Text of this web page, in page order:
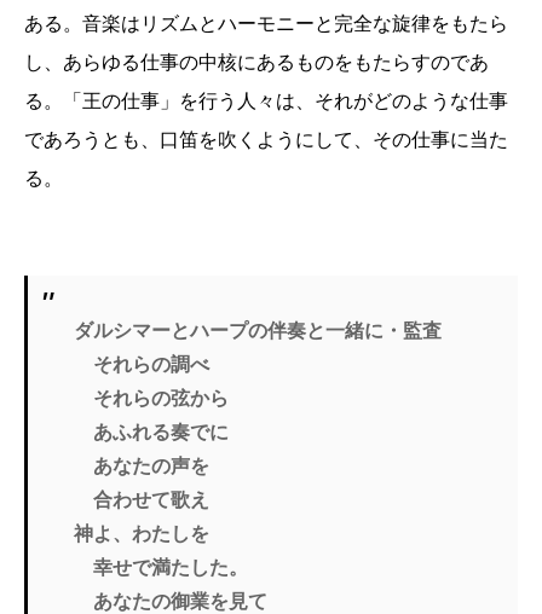
ある。音楽はリズムとハーモニーと完全な旋律をもたら
し、あらゆる仕事の中核にあるものをもたらすのであ
る。「王の仕事」を行う人々は、それがどのような仕事
であろうとも、口笛を吹くようにして、その仕事に当た
る。
ダルシマーとハープの伴奏と一緒に・監査
それらの調べ
それらの弦から
あふれる奏でに
あなたの声を
合わせて歌え
神よ、わたしを
幸せで満たした。
あなたの御業を見て